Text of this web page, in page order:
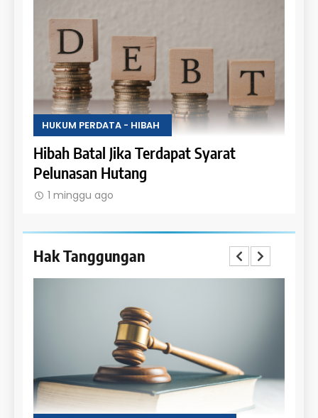
Terdapat Syarat
HUKUM PERDATA - HIBAH
Hak Penghibah untuk
Hak Tanggungan